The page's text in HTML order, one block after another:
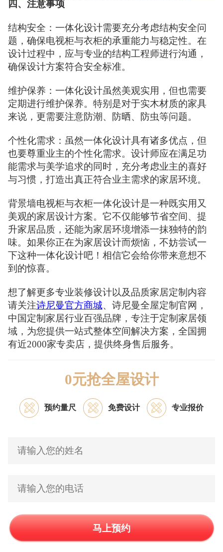
四、注意事项
结构安全：一体化设计需要充分考虑结构安全问
题，确保电视柜与衣柜的承重能力与稳定性。在
设计过程中，应与专业的结构工程师进行沟通，
确保设计方案符合安全标准。
维护保养：一体化设计虽然美观实用，但也需要
定期进行维护保养。特别是对于实木材质的家具
来说，更需要注意防潮、防晒、防虫等问题。
个性化需求：虽然一体化设计具有诸多优点，但
也要尊重业主的个性化需求。设计师应在满足功
能需求与美学追求的同时，充分考虑业主的喜好
与习惯，打造出真正符合业主需求的家居环境。
背景墙电视柜与衣柜一体化设计是一种既实用又
美观的家居设计方案。它不仅能够节省空间、提
升家居品质，还能为家居环境增添一抹独特的韵
味。如果你正在为家居设计而烦恼，不妨尝试一
下这种一体化设计吧！相信它会给你带来意想不
到的惊喜。
想了解更多专业装修设计以及品质家居定制内容
请关注诗尼曼官方商城、诗尼曼全屋定制官网，
中国定制家居行业百强品牌，专注于定制家居领
域，为您提供一站式整体空间解决方案，全国拥
有近2000家专卖店，提供终身售后服务。
0元抢全屋设计
预约量尺 免费设计 专业报价
马上预约